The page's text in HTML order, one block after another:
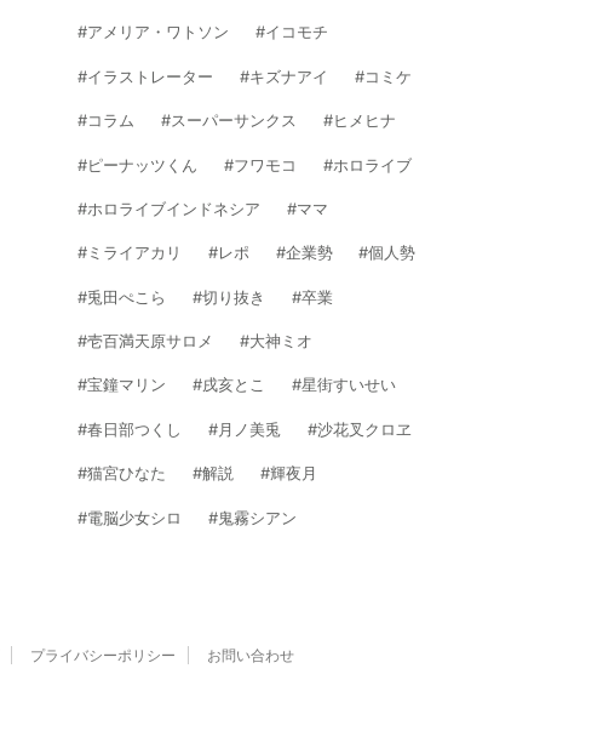
アメリア・ワトソン イコモチ
イラストレーター キズナアイ コミケ
コラム スーパーサンクス ヒメヒナ
ピーナッツくん フワモコ ホロライブ
ホロライブインドネシア ママ
ミライアカリ レポ 企業勢 個人勢
兎田ぺこら 切り抜き 卒業
壱百満天原サロメ 大神ミオ
宝鐘マリン 戌亥とこ 星街すいせい
春日部つくし 月ノ美兎 沙花叉クロヱ
猫宮ひなた 解説 輝夜月
電脳少女シロ 鬼霧シアン
プライバシーポリシー お問い合わせ